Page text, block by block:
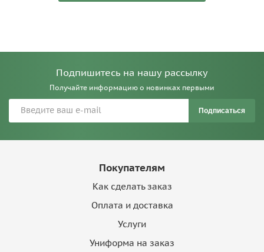
Подпишитесь на нашу рассылку
Получайте информацию о новинках первыми
Подписаться
Покупателям
Как сделать заказ
Оплата и доставка
Услуги
Униформа на заказ